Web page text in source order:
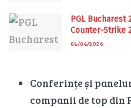
PGL Bucharest
Counter-Strike
04/04/2026
Conferințe și
companii de top din